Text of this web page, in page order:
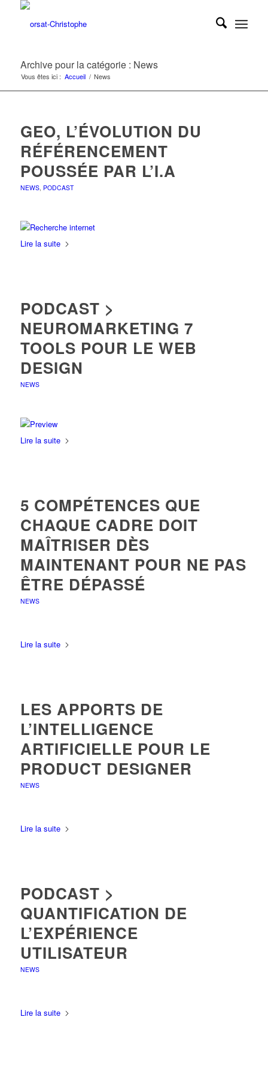
Archive pour la catégorie : News
Vous êtes ici : Accueil / News
GEO, L’ÉVOLUTION DU
RÉFÉRENCEMENT
POUSSÉE PAR L’I.A
NEWS, PODCAST
Lire la suite
PODCAST >
NEUROMARKETING 7
TOOLS POUR LE WEB
DESIGN
NEWS
Lire la suite
5 COMPÉTENCES QUE
CHAQUE CADRE DOIT
MAÎTRISER DÈS
MAINTENANT POUR NE PAS
ÊTRE DÉPASSÉ
NEWS
Lire la suite
LES APPORTS DE
L’INTELLIGENCE
ARTIFICIELLE POUR LE
PRODUCT DESIGNER
NEWS
Lire la suite
PODCAST >
QUANTIFICATION DE
L’EXPÉRIENCE
UTILISATEUR
NEWS
Lire la suite